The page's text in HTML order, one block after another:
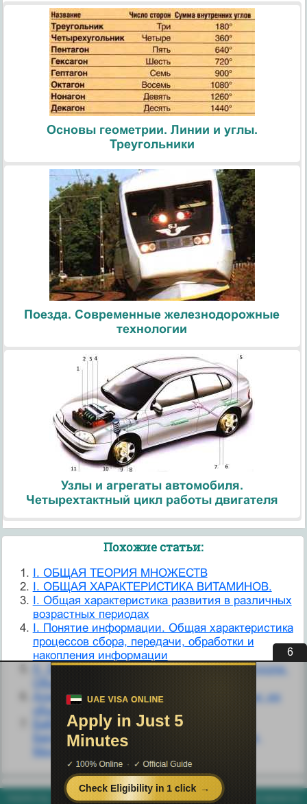
Основы геометрии. Линии и углы.
Треугольники
Поезда. Современные железнодорожные
технологии
Узлы и агрегаты автомобиля.
Четырехтактный цикл работы двигателя
Похожие статьи:
I. ОБЩАЯ ТЕОРИЯ МНОЖЕСТВ
I. ОБЩАЯ ХАРАКТЕРИСТИКА ВИТАМИНОВ.
I. Общая характеристика развития в различных
возрастных периодах
I. Понятие информации. Общая характеристика
процессов сбора, передачи, обработки и
накопления информации
II. Злокачественные мезенхимальные опухоли.
Общая характеристика.
Алиментные обязательства членов семьи: их
общая характеристика
Бабий Н.А. Уголовное право Республики
Беларусь. Общая часть. Конспект лекций,
Минск, 2000.
helpiks.org - Хелпикс.Орг - 2014-2026 год. Материал сайта представляется
5